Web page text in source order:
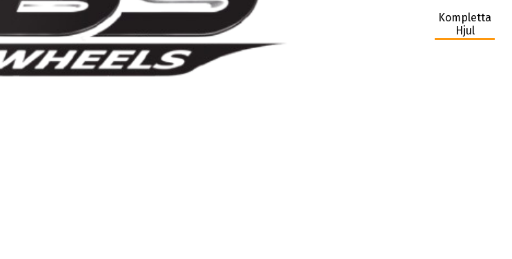
Kompletta
Hjul